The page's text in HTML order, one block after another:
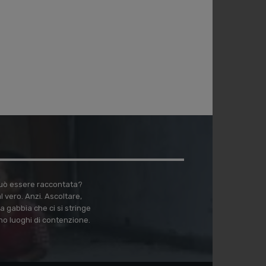
essere raccontata?
vero. Anzi. Ascoltare,
gabbia che ci si stringe
luoghi di contenzione.